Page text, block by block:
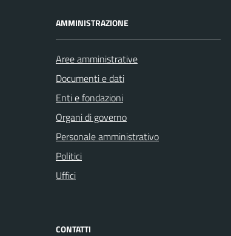
AMMINISTRAZIONE
Aree amministrative
Documenti e dati
Enti e fondazioni
Organi di governo
Personale amministrativo
Politici
Uffici
CONTATTI